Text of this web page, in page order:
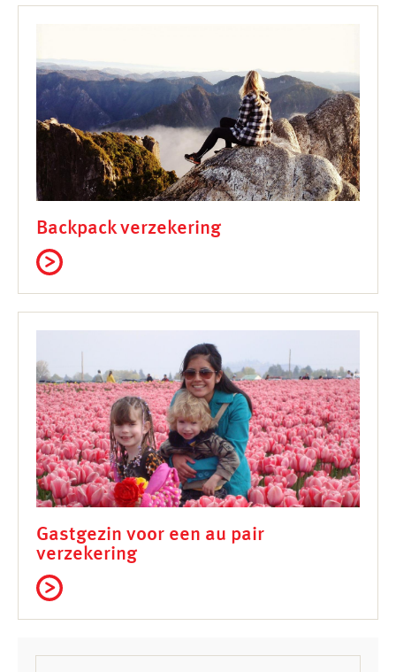
Backpack verzekering
Gastgezin voor een au pair
verzekering